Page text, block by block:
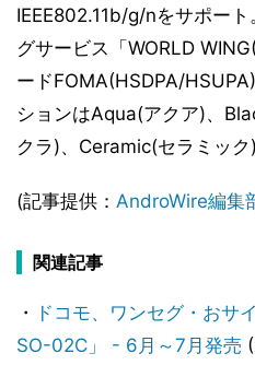
IEEE802.11b/g/nをサポー
グサービス「WORLD
ードFOMA(HSDPA/
ションはAqua(アクア)、
クラ)、Ceramic(セラミック)
(記事提供： AndroWire編集
関連記事
・
ドコモ、ワンセグ・おサ
SO-02C」 - 6月～7月発売